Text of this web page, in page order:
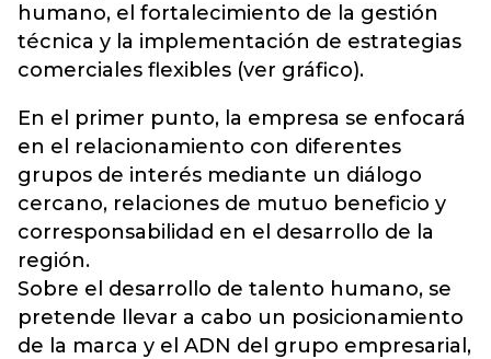
humano, el fortalecimiento de la gestión
técnica y la implementación de estrategias
comerciales flexibles (ver gráfico).
En el primer punto, la empresa se enfocará
en el relacionamiento con diferentes
grupos de interés mediante un diálogo
cercano, relaciones de mutuo beneficio y
corresponsabilidad en el desarrollo de la
región.
Sobre el desarrollo de talento humano, se
pretende llevar a cabo un posicionamiento
de la marca y el ADN del grupo empresarial,